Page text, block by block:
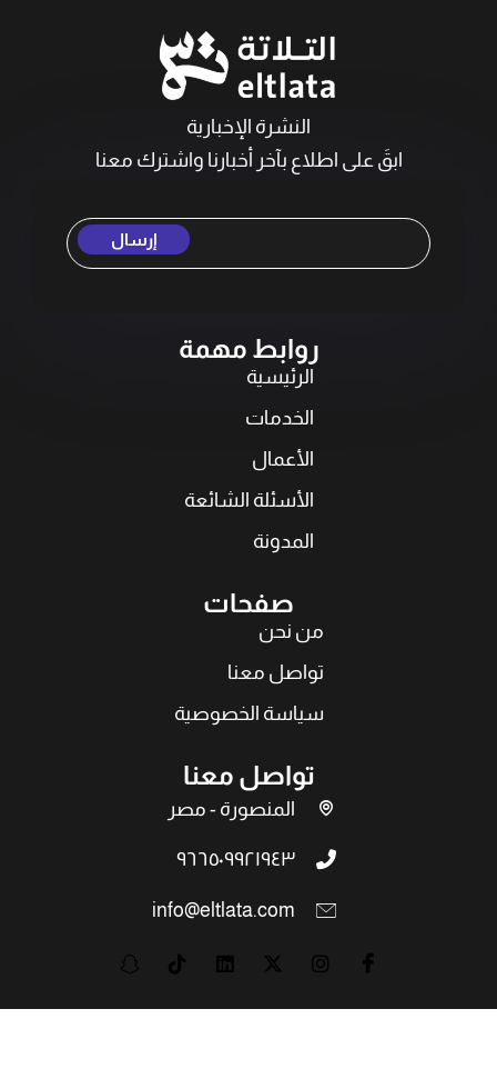
النشرة الإخبارية
ابقَ على اطلاع بآخر أخبارنا واشترك معنا
إرسال
روابط مهمة
الرئيسية
الخدمات
الأعمال
الأسئلة الشائعة
المدونة
صفحات
من نحن
تواصل معنا
سياسة الخصوصية
تواصل معنا
المنصورة - مصر
٩٦٦٥٠٩٩٢١٩٤٣
info@eltlata.com